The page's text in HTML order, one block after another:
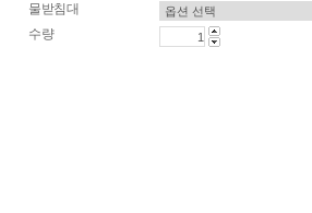
물받침대
수량